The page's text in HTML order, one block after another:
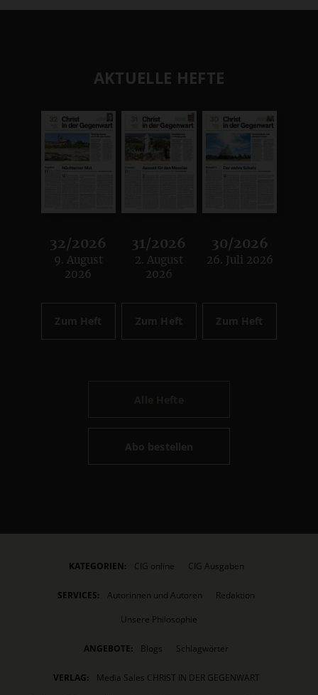
AKTUELLE HEFTE
32/2026
:
9. August
2026
Zum Heft
31/2026
:
2. August
2026
Zum Heft
30/2026
:
26. Juli 2026
Zum Heft
Abo bestellen
KATEGORIEN: CIG online CIG Ausgaben
SERVICES: Autorinnen und Autoren
Redaktion
Unsere Philosophie
ANGEBOTE: Blogs Schlagwörter
VERLAG:
Media Sales CHRIST IN DER GEGENWART